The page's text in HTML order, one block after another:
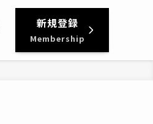
新規登録
Membership